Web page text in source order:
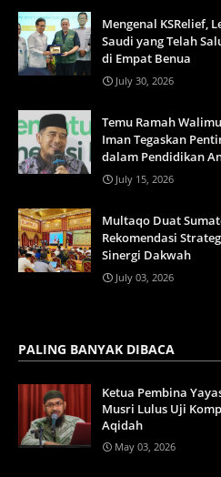
Mengenal KSRelief,
Saudi yang Telah
di Empat Benua
July 30, 2026
Temu Ramah
Iman Tegaskan
dalam Pendidikan
July 15, 2026
Multaqo Duat
Rekomendasi
Sinergi Dakwah
July 03, 2026
PALING BANYAK DIBACA
Ketua Pembina
Musri Lulus Uji
Aqidah
May 03, 2026